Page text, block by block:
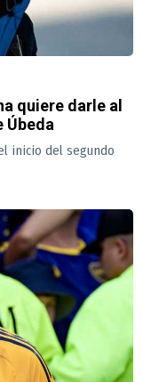
quiere darle al
Úbeda
inicio del segundo